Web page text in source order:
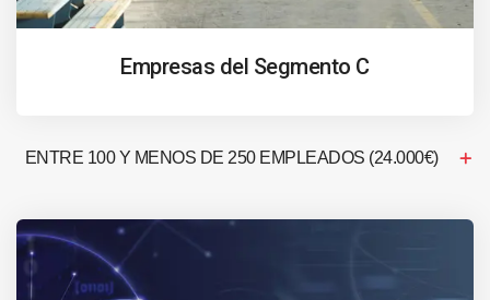
Empresas del Segmento C
ENTRE 100 Y MENOS DE 250 EMPLEADOS (24.000€)